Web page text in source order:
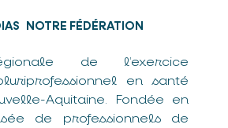
NOTRE FÉDÉRATION
de l’exercice
en santé
Aquitaine. Fondée en
de professionnels de